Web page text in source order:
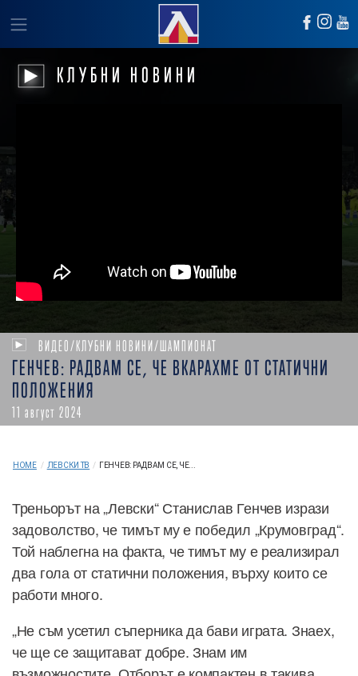
КЛУБНИ НОВИНИ
ВИДЕО/КЛУБНИ НОВИНИ/ШАМПИОНАТ
ГЕНЧЕВ: РАДВАМ СЕ, ЧЕ ВКАРАХМЕ ОТ СТАТИЧНИ
ПОЛОЖЕНИЯ
11 август 2024
HOME / ЛЕВСКИ ТВ / ГЕНЧЕВ: РАДВАМ СЕ, ЧЕ...
Треньорът на „Левски“ Станислав Генчев изрази
задоволство, че тимът му е победил „Крумовград“.
Той наблегна на факта, че тимът му е реализирал
два гола от статични положения, върху които се
работи много.
„Не съм усетил съперника да бави играта. Знаех,
че ще се защитават добре. Знам им